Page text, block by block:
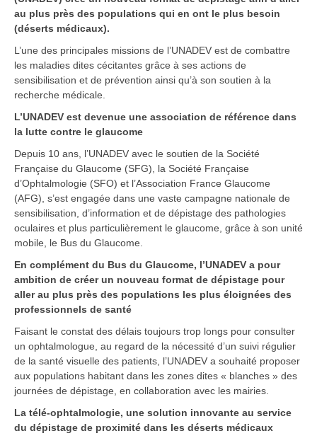
au plus près des populations qui en ont le plus besoin
(déserts médicaux).
L’une des principales missions de l’UNADEV est de combattre
les maladies dites cécitantes grâce à ses actions de
sensibilisation et de prévention ainsi qu’à son soutien à la
recherche médicale.
L’UNADEV est devenue une association de référence dans
la lutte contre le glaucome
Depuis 10 ans, l’UNADEV avec le soutien de la Société
Française du Glaucome (SFG), la Société Française
d’Ophtalmologie (SFO) et l’Association France Glaucome
(AFG), s’est engagée dans une vaste campagne nationale de
sensibilisation, d’information et de dépistage des pathologies
oculaires et plus particulièrement le glaucome, grâce à son unité
mobile, le Bus du Glaucome.
En complément du Bus du Glaucome, l’UNADEV a pour
ambition de créer un nouveau format de dépistage pour
aller au plus près des populations les plus éloignées des
professionnels de santé
Faisant le constat des délais toujours trop longs pour consulter
un ophtalmologue, au regard de la nécessité d’un suivi régulier
de la santé visuelle des patients, l’UNADEV a souhaité proposer
aux populations habitant dans les zones dites « blanches » des
journées de dépistage, en collaboration avec les mairies.
La télé-ophtalmologie, une solution innovante au service
du dépistage de proximité dans les déserts médicaux